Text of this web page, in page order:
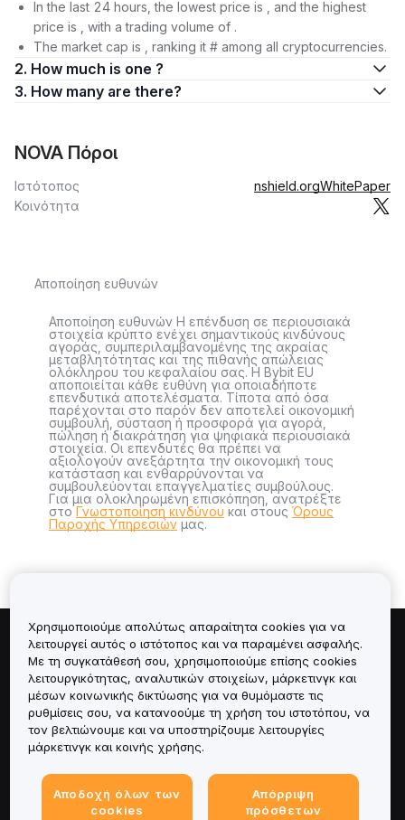
In the last 24 hours, the lowest price is , and the highest
price is , with a trading volume of .
The market cap is , ranking it # among all cryptocurrencies.
2. How much is one ?
3. How many are there?
NOVA Πόροι
Ιστότοπος nshield.orgWhitePaper
Κοινότητα
Αποποίηση ευθυνών
Αποποίηση ευθυνών Η επένδυση σε περιουσιακά
στοιχεία κρύπτο ενέχει σημαντικούς κινδύνους
αγοράς, συμπεριλαμβανομένης της ακραίας
μεταβλητότητας και της πιθανής απώλειας
ολόκληρου του κεφαλαίου σας. Η Bybit EU
αποποιείται κάθε ευθύνη για οποιαδήποτε
επενδυτικά αποτελέσματα. Τίποτα από όσα
παρέχονται στο παρόν δεν αποτελεί οικονομική
συμβουλή, σύσταση ή προσφορά για αγορά,
πώληση ή διακράτηση για ψηφιακά περιουσιακά
στοιχεία. Οι επενδυτές θα πρέπει να
αξιολογούν ανεξάρτητα την οικονομική τους
κατάσταση και ενθαρρύνονται να
συμβουλεύονται επαγγελματίες συμβούλους.
Για μια ολοκληρωμένη επισκόπηση, ανατρέξτε
στοΓνωστοποίηση κινδύνου και στους Όρους
Παροχής Υπηρεσιών μας.
Πληροφορίες για
Υπηρεσίες
Υποστήριξη
Προϊόντα
Χρησιμοποιούμε απολύτως απαραίτητα cookies για να
λειτουργεί αυτός ο ιστότοπος και να παραμένει ασφαλής.
Με τη συγκατάθεσή σου, χρησιμοποιούμε επίσης cookies
λειτουργικότητας, αναλυτικών στοιχείων, μάρκετινγκ και
μέσων κοινωνικής δικτύωσης για να θυμόμαστε τις
ρυθμίσεις σου, να κατανοούμε τη χρήση του ιστοτόπου, να
τον βελτιώνουμε και να υποστηρίζουμε λειτουργίες
μάρκετινγκ και κοινής χρήσης.
Αποδοχή όλων των
cookies
Απόρριψη
πρόσθετων